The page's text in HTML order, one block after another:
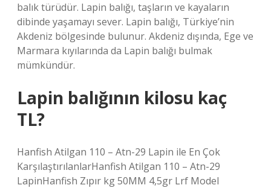
balık türüdür. Lapin balığı, taşların ve kayaların
dibinde yaşamayı sever. Lapin balığı, Türkiye’nin
Akdeniz bölgesinde bulunur. Akdeniz dışında, Ege ve
Marmara kıyılarında da Lapin balığı bulmak
mümkündür.
Lapin balığının kilosu kaç
TL?
Hanfish Atilgan 110 – Atn-29 Lapin ile En Çok
KarşılaştırılanlarHanfish Atilgan 110 – Atn-29
LapinHanfish Zıpır kg 50MM 4,5gr Lrf Model